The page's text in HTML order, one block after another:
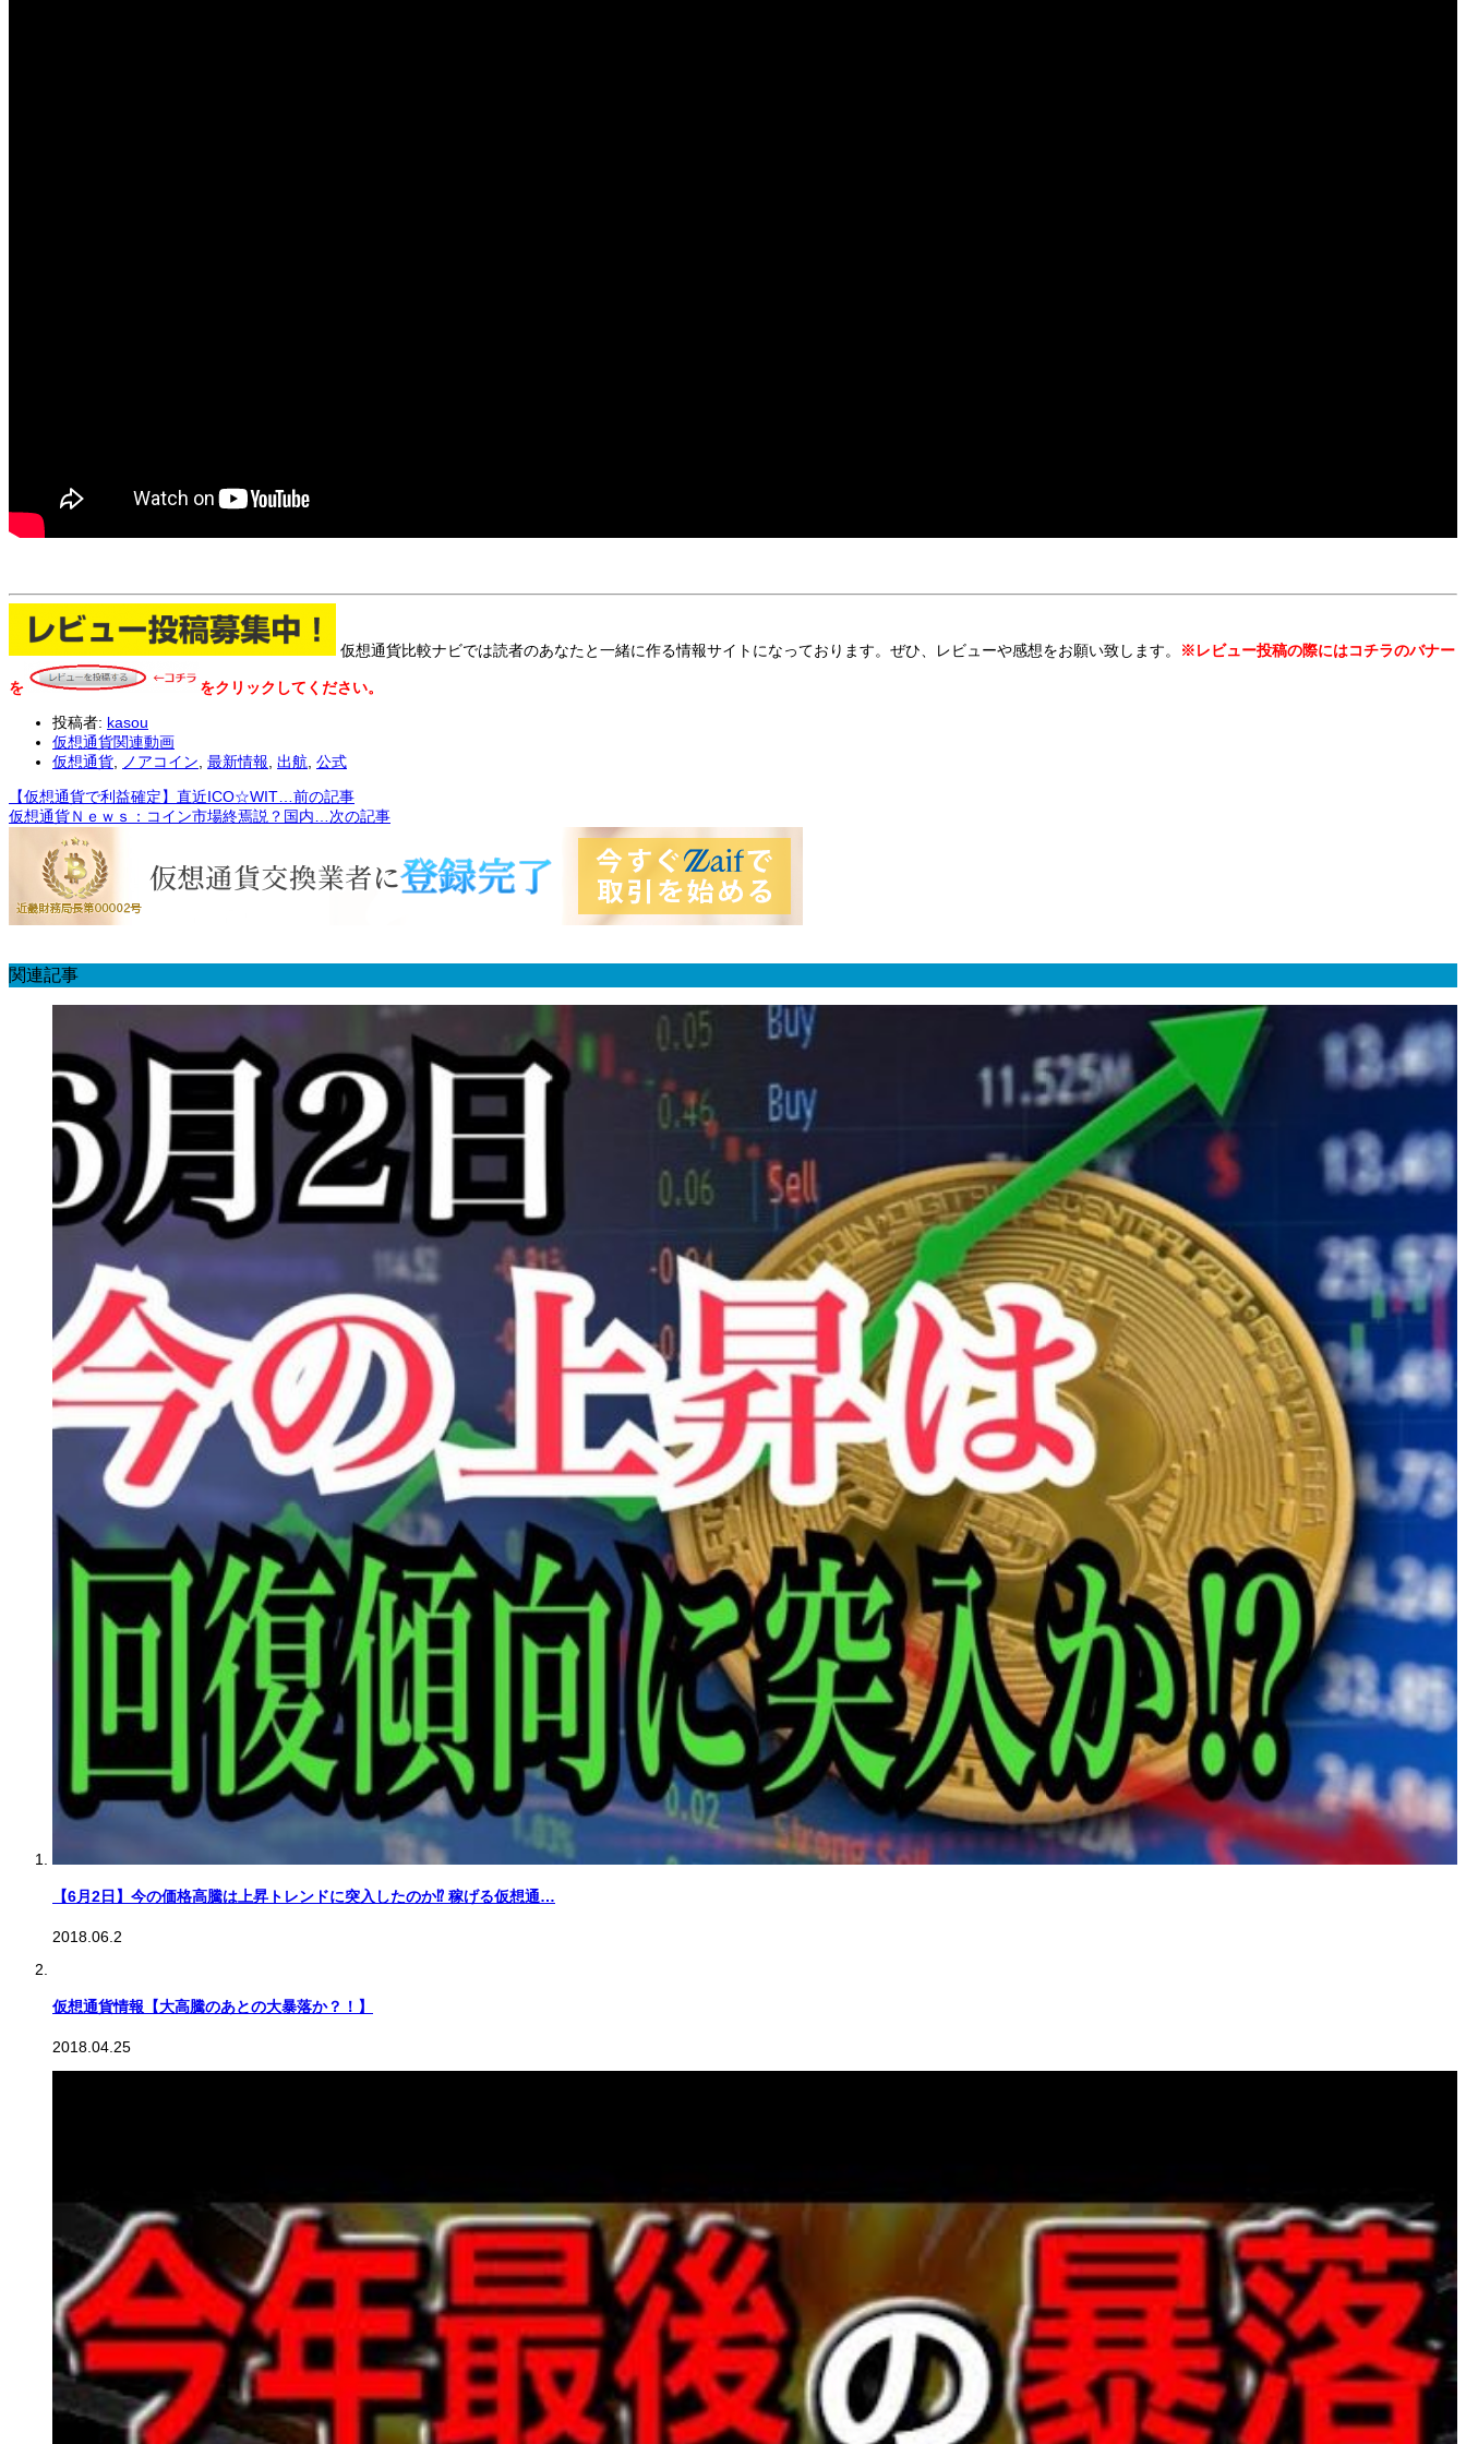
仮想通貨比較ナビでは読者のあなたと一緒に作る情報サイトになっております。ぜひ、レビューや感想をお願い致します。 ※レビュー投稿の際にはコチラのバナー
を
をクリックしてください。
投稿者: kasou
仮想通貨関連動画
仮想通貨
ノアコイン 最新情報 出航 公式
【仮想通貨で利益確定】直近ICO☆WIT… 前の記事
仮想通貨Ｎｅｗｓ：コイン市場終焉説？国内… 次の記事
関連記事
【6月2日】今の価格高騰は上昇トレンドに突入したのか⁉︎ 稼げる仮想通…
2018.06.2
仮想通貨情報【大高騰のあとの大暴落か？！】
2018.04.25